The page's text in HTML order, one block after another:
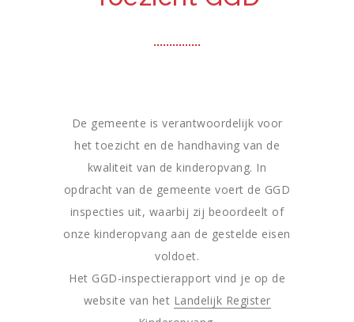
De gemeente is verantwoordelijk voor
het toezicht en de handhaving van de
kwaliteit van de kinderopvang. In
opdracht van de gemeente voert de GGD
inspecties uit, waarbij zij beoordeelt of
onze kinderopvang aan de gestelde eisen
voldoet.
Het GGD-inspectierapport vind je op de
website van het Landelijk Register